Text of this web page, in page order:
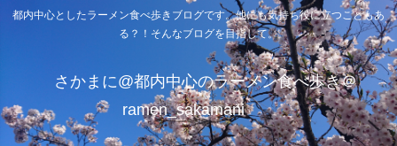
都内中心としたラーメン食べ歩きブログです。他にも気持ち役に立つこともあ
る？！そんなブログを目指して。
さかまに@都内中心のラーメン食べ歩き＠
ramen_sakamani